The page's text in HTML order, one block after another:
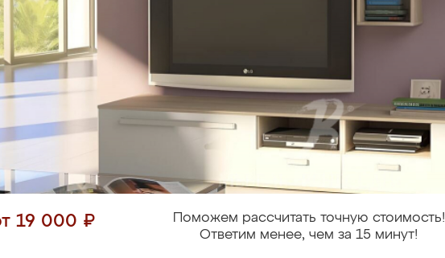
19 000 ₽
Поможем рассчитать точную стоимость!
Ответим менее, чем за 15 минут!